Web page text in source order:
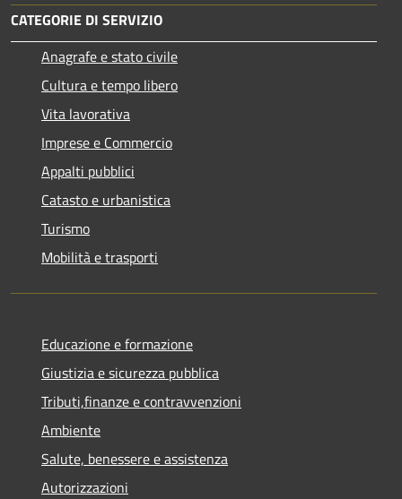
CATEGORIE DI SERVIZIO
Anagrafe e stato civile
Cultura e tempo libero
Vita lavorativa
Imprese e Commercio
Appalti pubblici
Catasto e urbanistica
Turismo
Mobilità e trasporti
Educazione e formazione
Giustizia e sicurezza pubblica
Tributi,finanze e contravvenzioni
Ambiente
Salute, benessere e assistenza
Autorizzazioni